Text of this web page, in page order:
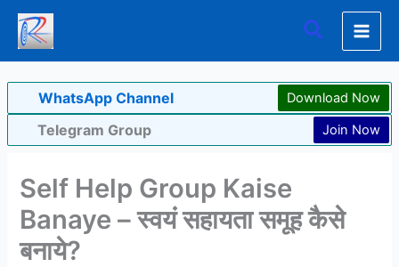
Skip
content
Search
WhatsApp Channel Download Now
Telegram Group Join Now
Self Help Group Kaise
Banaye – स्वयं सहायता समूह कैसे
बनाये?